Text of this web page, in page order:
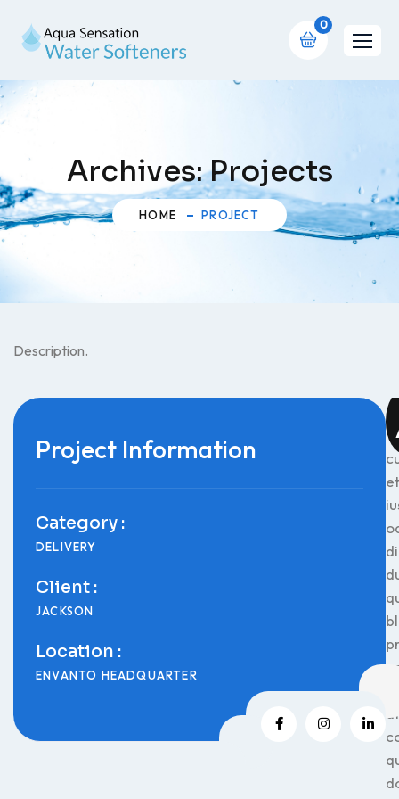
0
Archives:Projects
HOME PROJECT
Description.
Project Information
Category :
DELIVERY
Client :
JACKSON
Location :
ENVANTO HEADQUARTER
et